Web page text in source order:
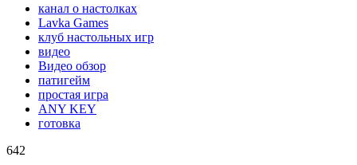
канал о настолках
Lavka Games
клуб настольных игр
видео
Видео обзор
патигейм
простая игра
ANY KEY
готовка
642